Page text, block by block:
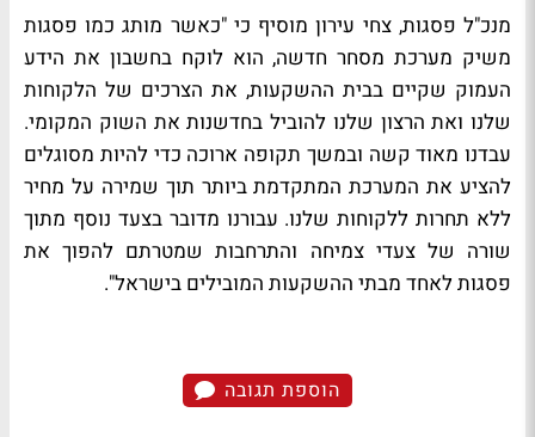
מנכ"ל פסגות, צחי עירוןמוסיף כי "כאשר מותג כמו פסגות
משיק מערכת מסחר חדשה, הוא לוקח בחשבון את הידע
העמוק שקיים בבית ההשקעות, את הצרכים של הלקוחות
שלנו ואת הרצון שלנו להוביל בחדשנות את השוק המקומי.
עבדנו מאוד קשה ובמשך תקופה ארוכה כדי להיות מסוגלים
להציע את המערכת המתקדמת ביותר תוך שמירה על מחיר
ללא תחרות ללקוחות שלנו. עבורנו מדובר בצעד נוסף מתוך
שורה של צעדי צמיחה והתרחבות שמטרתם להפוך את
פסגות לאחד מבתי ההשקעות המובילים בישראל".
הוספת תגובה